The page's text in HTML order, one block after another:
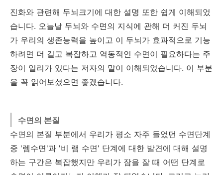
진화와 관련해 두뇌크기에 대한 설명 또한 쉽게 이해되었
습니다. 오늘날 두뇌와 수면의 지식에 관해 더 커진 두뇌
가 우리의 생존능력을 높이고 이 두뇌가 효과적으로 기능
하려면 더 길고 복잡하고 역동적인 수면이 필요하다는 주
장이 일리가 있다는 저자의 말이 이해되었습니다. 이 부분
을 꼭 읽어보셨으면 좋겠습니다.
수면의 본질
수면의 본질 부분에서 우리가 평소 자주 들었던 수면단계
중 '렘수면'과 '비 램 수면' 단계에 대한 발견에 대해 설명
하는 구간은 복잡했지만 우리가 잠을 잘 때 어떤 단계로